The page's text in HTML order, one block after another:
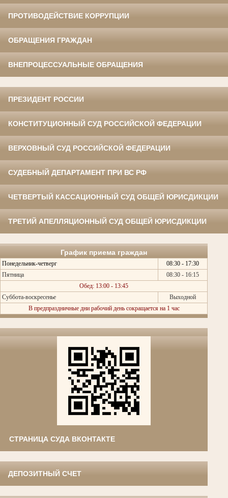
ПРОТИВОДЕЙСТВИЕ КОРРУПЦИИ
ОБРАЩЕНИЯ ГРАЖДАН
ВНЕПРОЦЕССУАЛЬНЫЕ ОБРАЩЕНИЯ
ПРЕЗИДЕНТ РОССИИ
КОНСТИТУЦИОННЫЙ СУД РОССИЙСКОЙ ФЕДЕРАЦИИ
ВЕРХОВНЫЙ СУД РОССИЙСКОЙ ФЕДЕРАЦИИ
СУДЕБНЫЙ ДЕПАРТАМЕНТ ПРИ ВС РФ
ЧЕТВЕРТЫЙ КАССАЦИОННЫЙ СУД ОБЩЕЙ ЮРИСДИКЦИИ
ТРЕТИЙ АПЕЛЛЯЦИОННЫЙ СУД ОБЩЕЙ ЮРИСДИКЦИИ
График приема граждан
Понедельник-четверг
08:30 - 17:30
Пятница
08:30 - 16:15
Обед: 13:00 - 13:45
Суббота-воскресенье
Выходной
В предпраздничные дни рабочий день сокращается на 1 час
СТРАНИЦА СУДА ВКОНТАКТЕ
ДЕПОЗИТНЫЙ СЧЕТ